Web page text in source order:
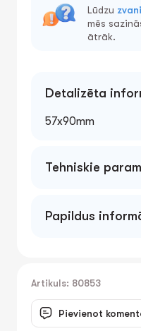
Lūdzu
mēs
ātrāk.
Detalizēta
57x90mm
Tehniskie
Papildus
Artikuls: 80853
Pievienot